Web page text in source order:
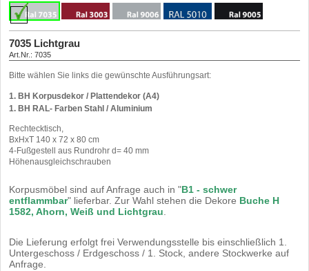
Korpusdekor!
Korpusdekor!
Korpusdekor!
Korpusdekor!
Korpusdekor!
Korpusdekor!
Korpusdekor!
Korpusdekor!
Korpusdekor!
Korpusdekor!
Korpusdekor!
Korpusdekor!
7035 Lichtgrau
Art.Nr.: 7035
Art.Nr.: 3003
Art.Nr.: 9006
Art.Nr.: 5010
Art.Nr.: 9005
Bitte wählen Sie links die gewünschte Ausführungsart:
1. BH Korpusdekor / Plattendekor (A4)
1. BH RAL- Farben Stahl / Aluminium
Rechtecktisch,
BxHxT 140 x 72 x 80 cm
4-Fußgestell aus Rundrohr d= 40 mm
Höhenausgleichschrauben
Korpusmöbel sind auf Anfrage auch in "B1 - schwer
entflammbar" lieferbar. Zur Wahl stehen die Dekore Buche H
1582, Ahorn, Weiß und Lichtgrau
Die Lieferung erfolgt frei Verwendungsstelle bis einschließlich 1.
Untergeschoss / Erdgeschoss / 1. Stock, andere Stockwerke auf
Anfrage.